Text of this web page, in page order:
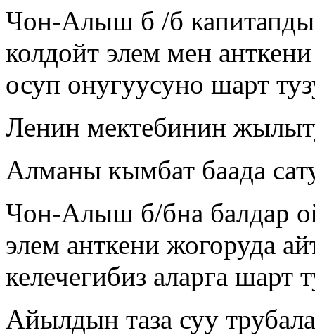
Чон-Алыш б /б
колдойт элем мен
осуп онугуусуно шарт
Ленин мектебинин
Алманы кымбат баада
Чон-Алыш б/бна балдар
элем анткени жогоруда
келечегибиз аларга шарт
Айылдын таза суу